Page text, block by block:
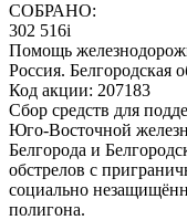
СОБРАНО:
302 516i
Помощь
Россия. Белгородская
Код акции: 207183
Сбор средств для
Юго-Восточной
Белгорода и
обстрелов с
социально
полигона.